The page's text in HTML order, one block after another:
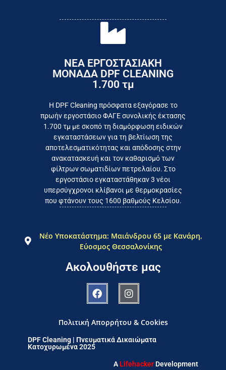
ΝΕΑ ΕΡΓΟΣΤΑΣΙΑΚΗ
ΜΟΝΑΔΑ DPF CLEANING
1.700 τμ
Η DPF Cleaning πρόσφατα εξαγόρασε το
πρωήν εργοστάσιο ΦΑΓΕ συνολικής έκτασης
1.700 τμ με σκοπό τη διαμόρφωση ειδικών
εγκαταστάσεων για τη βελτίωση της
αποτελεσματικότητας και απόδοσης στην
ανακατασκευή και τον καθαρισμό των
φίλτρων σωματιδίων πετρελαίου. Στο
εργοστάσιο εγκαταστάθηκαν 3 νέοι
υπερσύγχρονοι κλίβανοι με θερμοκρασίες
που φτάνουν τους 1600 βαθμούς Κελσίου.
Εργαζόμαστε καθημερινά για
το συμφέρον του τελικού
καταναλωτή
Νέο Υποκατάστημα: Μαιάνδρου 65 με Κανάρη,
Εύοσμος Θεσσαλονίκης
Ακολουθήστε μας
Πολιτική Απορρήτου & Cookies
DPF Cleaning | Πνευματικά Δικαιώματα
Κατοχυρωμένα 2025
ALifehacker Development